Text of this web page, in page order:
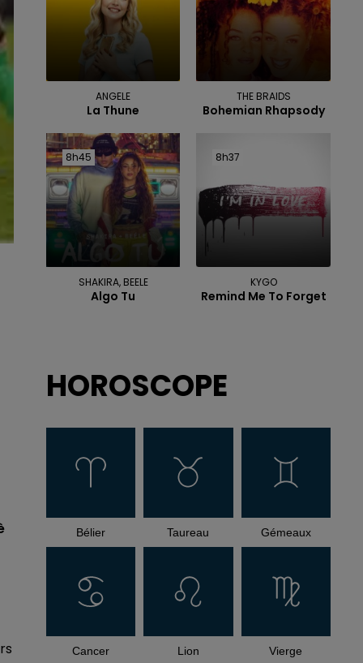
ANGELE
La Thune
THE BRAIDS
Bohemian Rhapsody
8h45
8h45
SHAKIRA, BEELE
Algo Tu
8h37
8h37
KYGO
Remind Me To Forget
HOROSCOPE
Bélier Taureau Gémeaux
Cancer Lion Vierge